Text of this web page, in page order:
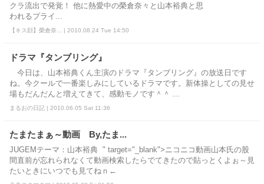
クラ流出で発覚！ 他に熱愛中の榮倉奈々と山本裕典と思
われるプライ...
【キス顔】榮倉奈... | 2010.08.24 Tue 14:50
ドラマ『タンブリング』
今日は、山本裕典くん主演のドラマ『タンブリング』の放送日です
ね。今クールで一番楽しみにしているドラマです。新体操としての見せ
場もだんだんと増えてきて、感動モノです＾＾ ...
まるおの日記 | 2010.06.05 Sat 11:36
たまたまぁ～動画 By,たま...
JUGEMテーマ：山本裕典 " target="_blank">ニコニコ動画山本氏の股
間直前が忘れられなくて動画検索したらでてきたので貼っとくよぉ～見
たいときにいつでも見てねｎ←